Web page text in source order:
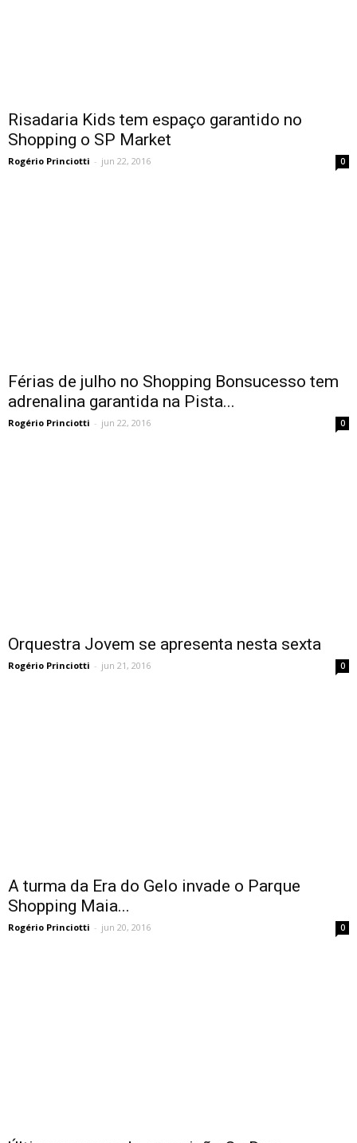
Risadaria Kids tem espaço garantido no
Shopping o SP Market
Rogério Princiotti - jun 22, 2016 0
Férias de julho no Shopping Bonsucesso tem
adrenalina garantida na Pista...
Rogério Princiotti - jun 22, 2016 0
Orquestra Jovem se apresenta nesta sexta
Rogério Princiotti - jun 21, 2016 0
A turma da Era do Gelo invade o Parque
Shopping Maia...
Rogério Princiotti - jun 20, 2016 0